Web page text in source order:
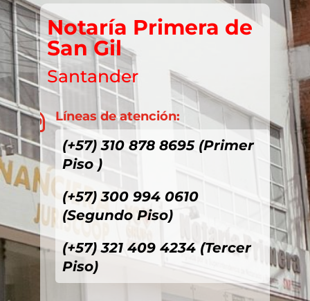
Notaría Primera de
San Gil
Santander
 Líneas de atención:
(+57) 310 878 8695 (Primer
Piso )
(+57) 300 994 0610
(Segundo Piso)
(+57) 321 409 4234 (Tercer
Piso)